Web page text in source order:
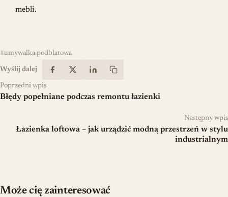
mebli.
#umywalka podblatowa
Wyślij dalej
Poprzedni wpis
Błędy popełniane podczas remontu łazienki
Następny wpis
Łazienka loftowa – jak urządzić modną przestrzeń w stylu
industrialnym
Może cię zainteresować